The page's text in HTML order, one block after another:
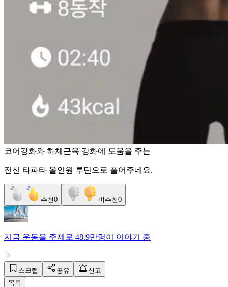
코어강화와 하체근육 강화에 도움을 주는
전신 타파타 올인원 루틴으로 풀어주네요.
추천0 비추천0
지금 운동을 주제로 48.9만명이 이야기 중
스크랩 공유
신고
목록